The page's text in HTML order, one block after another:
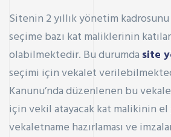
Sitenin 2 yıllık yönetim
seçime bazı kat maliklerinin
olabilmektedir. Bu durumda site
seçimi için vekalet
Kanunu’nda düzenlenen bu
için vekil atayacak kat malikinin el
vekaletname hazırlaması ve